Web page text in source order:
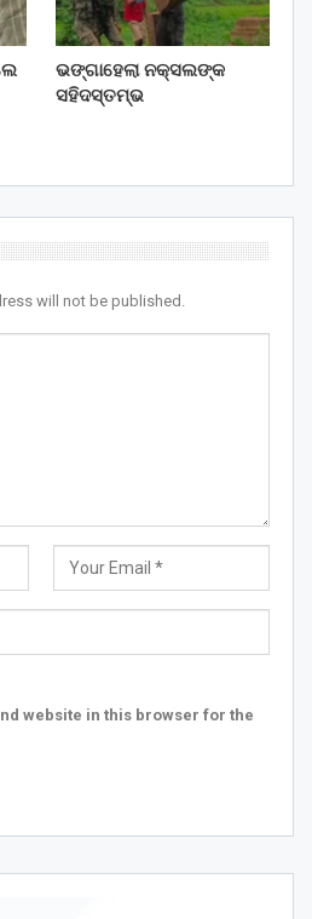
ଭଙ୍ଗାହେଲା ନକ୍ସଲଙ୍କ
ସହିଦସ୍ତମ୍ଭ
will not be published.
website in this browser for the